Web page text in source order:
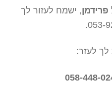
, ישמח לעזור לך
.
לך לעזר: